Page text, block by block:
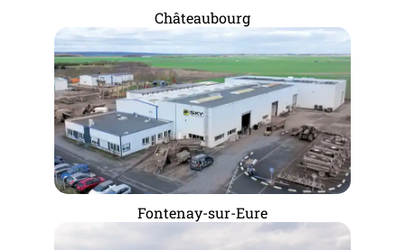
Châteaubourg
Fontenay-sur-Eure